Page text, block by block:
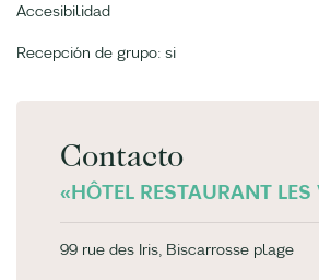
Accesibilidad
Recepción de grupo: si
Contacto
«HÔTEL RESTAURANT LES
99 rue des Iris, Biscarrosse plage